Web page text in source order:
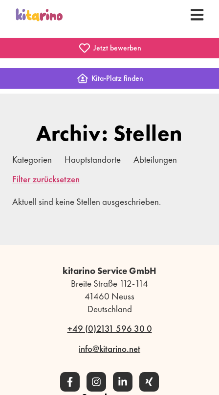
Jetzt bewerben
Kita-Platz finden
Archiv: Stellen
Kategorien Hauptstandorte
Abteilungen
Filter zurücksetzen
Aktuell sind keine Stellen ausgeschrieben.
kitarino Service GmbH
Breite Straße 112-114
41460 Neuss
Deutschland
+49 (0)2131 596 30 0
info@kitarino.net